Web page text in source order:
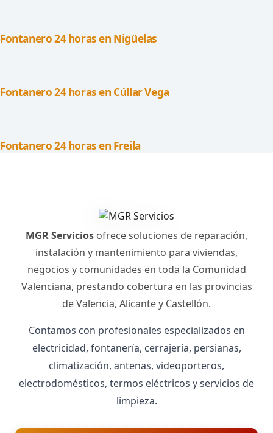
Fontanero 24 horas en Nigüelas
Fontanero 24 horas en Cúllar Vega
Fontanero 24 horas en Freila
MGR Servicios ofrece soluciones de reparación,
instalación y mantenimiento para viviendas,
negocios y comunidades en toda la Comunidad
Valenciana, prestando cobertura en las provincias
de Valencia, Alicante y Castellón.
Contamos con profesionales especializados en
electricidad, fontanería, cerrajería, persianas,
climatización, antenas, videoporteros,
electrodomésticos, termos eléctricos y servicios de
limpieza.